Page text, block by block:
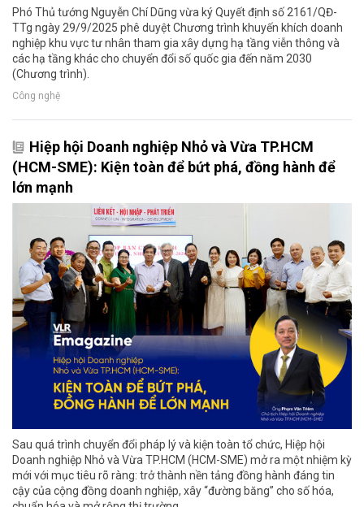
Phó Thủ tướng Nguyễn Chí Dũng vừa ký Quyết định số 2161/QĐ-
TTg ngày 29/9/2025 phê duyệt Chương trình khuyến khích doanh
nghiệp khu vực tư nhân tham gia xây dựng hạ tầng viễn thông và
các hạ tầng khác cho chuyển đổi số quốc gia đến năm 2030
(Chương trình).
Công nghệ
Hiệp hội Doanh nghiệp Nhỏ và Vừa TP.HCM
(HCM-SME): Kiện toàn để bứt phá, đồng hành để
lớn mạnh
Sau quá trình chuyển đổi pháp lý và kiện toàn tổ chức, Hiệp hội
Doanh nghiệp Nhỏ và Vừa TP.HCM (HCM-SME) mở ra một nhiệm kỳ
mới với mục tiêu rõ ràng: trở thành nền tảng đồng hành đáng tin
cậy của cộng đồng doanh nghiệp, xây “đường băng” cho số hóa,